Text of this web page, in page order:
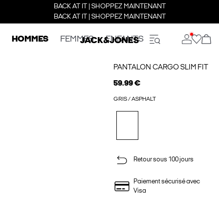
BACK AT IT | SHOPPEZ MAINTENANT
BACK AT IT | SHOPPEZ MAINTENANT
HOMMES FEMMES ENFANTS
PANTALON CARGO SLIM FIT
59.99 €
GRIS / ASPHALT
Retour sous 100 jours
Paiement sécurisé avec
Visa